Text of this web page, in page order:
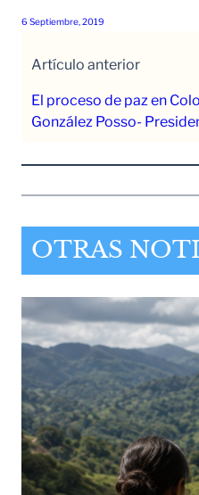
6 Septiembre, 2019
Artículo anterior
El proceso de paz en
González Posso-
OTRAS